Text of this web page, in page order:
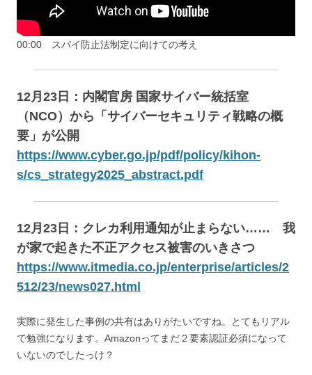
00:00 スパイ防止法制定に向けての考え
12月23日：内閣官房 国家サイバー統括室
（NCO）から「サイバーセキュリティ戦略の概
要」が公開
https://www.cyber.go.jp/pdf/policy/kihon-
s/cs_strategy2025_abstract.pdf
12月23日：クレカ利用通知が止まらない…… 我
が家で起きた不正アクセス被害のいきさつ
https://www.itmedia.co.jp/enterprise/articles/2
512/23/news027.html
実際に発生した事例の共有はありがたいですね。とてもリアル
で勉強になります。Amazonってまだ２要素認証必須になって
いないのでしたっけ？